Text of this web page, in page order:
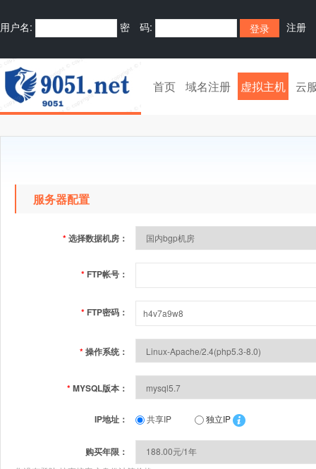
用户名: 密 码: 注册
首页 域名注册 虚拟主机 云
服务器配置
*选择数据机房：
* FTP帐号：
* FTP密码：
*操作系统：
*MYSQL版本：
IP地址： 共享IP 独立IP
购买年限：